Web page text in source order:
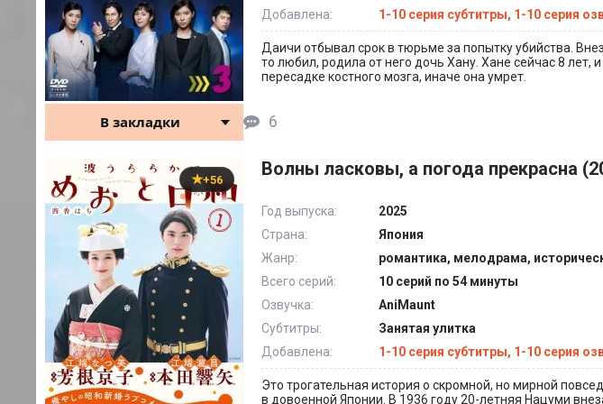
Добавлена:
1-10 серия субтитры, 1-10 серия
Даичи отбывал срок в тюрьме за попытку убийства.
то любил, родила от него дочь Хану. Хане сейчас 8 лет,
пересадке костного мозга, иначе она умрет.
В закладки 6
+56 Волны ласковы, а погода прекрасна
Год выпуска:
2025
Страна:
Япония
Жанр:
романтика, мелодрама,
Всего серий:
10 серий по 54 минуты
Озвучка:
AniMaunt
Субтитры:
Занятая улитка
Добавлена:
1-10 серия субтитры, 1-10 серия
Это трогательная история о скромной, но мирной
в довоенной Японии. В 1936 году 20-летняя Нацуми